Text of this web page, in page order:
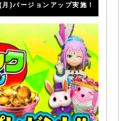
)バージョンアップ実施！